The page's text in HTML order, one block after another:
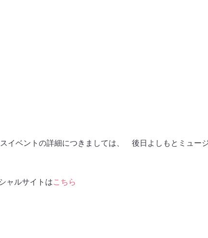
イベントの詳細につきましては、 後日よしもとミュー
ャルサイトはこちら